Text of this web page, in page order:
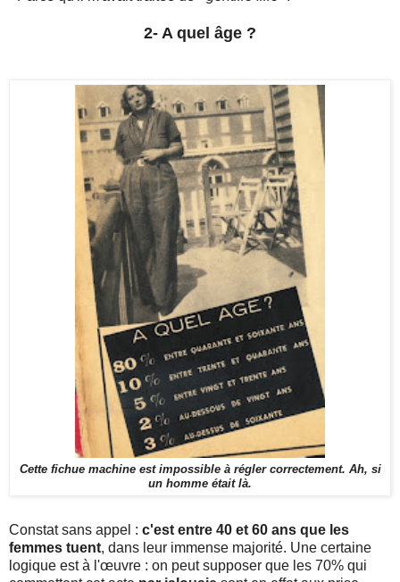
2- A quel âge ?
Cette fichue machine est impossible à régler correctement. Ah, si
un homme était là.
Constat sans appel : c'est entre 40 et 60 ans que les
femmes tuent, dans leur immense majorité. Une certaine
logique est à l'œuvre : on peut supposer que les 70% qui